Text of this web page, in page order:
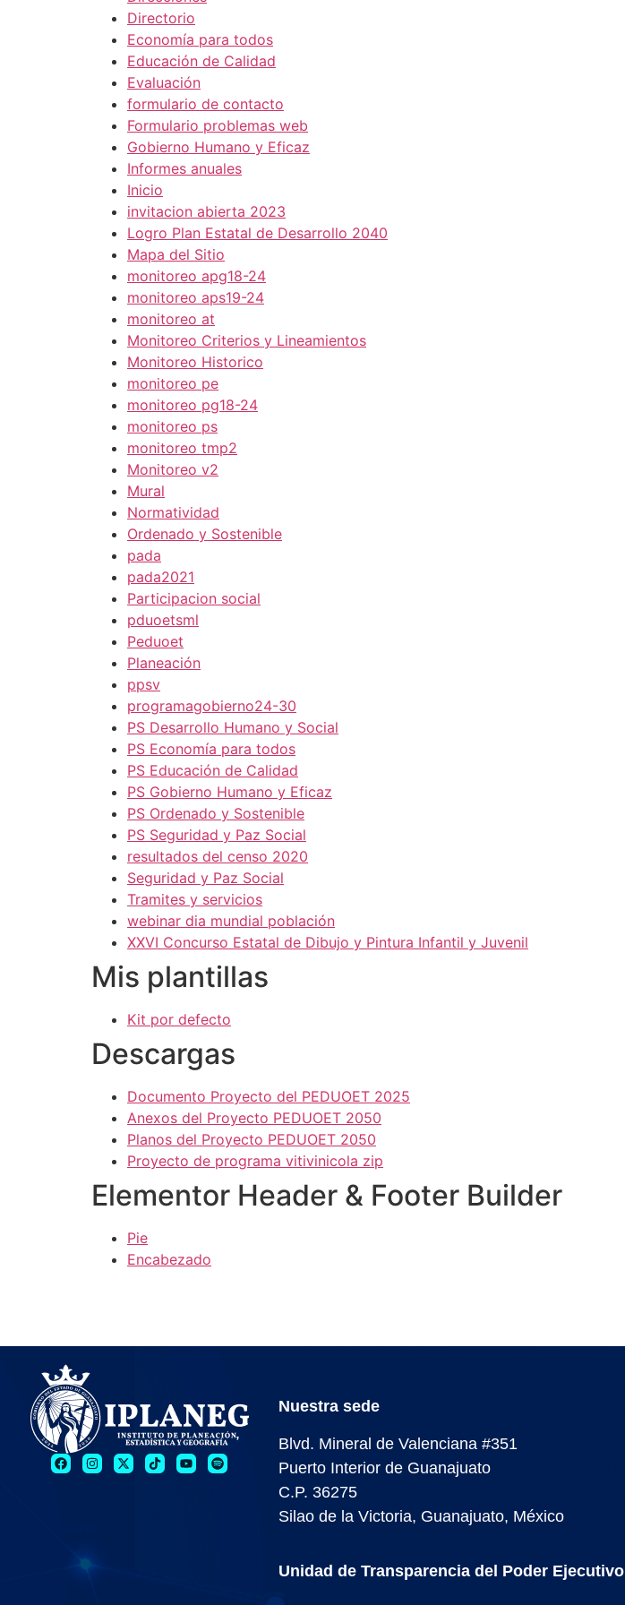
Directorio
Economía para todos
Educación de Calidad
Evaluación
formulario de contacto
Formulario problemas web
Gobierno Humano y Eficaz
Informes anuales
Inicio
invitacion abierta 2023
Logro Plan Estatal de Desarrollo 2040
Mapa del Sitio
monitoreo apg18-24
monitoreo aps19-24
monitoreo at
Monitoreo Criterios y Lineamientos
Monitoreo Historico
monitoreo pe
monitoreo pg18-24
monitoreo ps
monitoreo tmp2
Monitoreo v2
Mural
Normatividad
Ordenado y Sostenible
pada
pada2021
Participacion social
pduoetsml
Peduoet
Planeación
ppsv
programagobierno24-30
PS Desarrollo Humano y Social
PS Economía para todos
PS Educación de Calidad
PS Gobierno Humano y Eficaz
PS Ordenado y Sostenible
PS Seguridad y Paz Social
resultados del censo 2020
Seguridad y Paz Social
Tramites y servicios
webinar dia mundial población
XXVI Concurso Estatal de Dibujo y Pintura Infantil y Juvenil
Mis plantillas
Kit por defecto
Descargas
Documento Proyecto del PEDUOET 2025
Anexos del Proyecto PEDUOET 2050
Planos del Proyecto PEDUOET 2050
Proyecto de programa vitivinicola zip
Elementor Header & Footer Builder
Pie
Encabezado
Nuestra sede
Blvd. Mineral de Valenciana #351
Puerto Interior de Guanajuato
C.P. 36275
Silao de la Victoria, Guanajuato, México
Unidad de Transparencia del Poder Ejecutivo